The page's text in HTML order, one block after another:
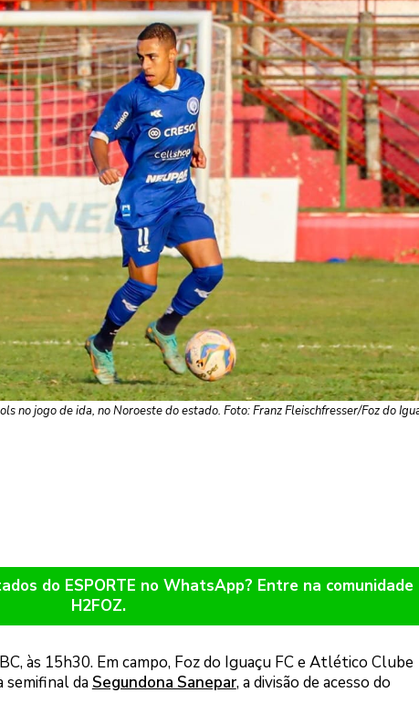
no jogo de ida, no Noroeste do estado. Foto: Franz Fleischfresser/Foz do
do ESPORTE no WhatsApp? Entre na comunidade
H2FOZ.
às 15h30. Em campo, Foz do Iguaçu FC e Atlético Clube
semifinal da Segundona Sanepar, a divisão de acesso do